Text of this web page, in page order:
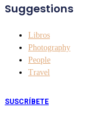
Suggestions
Libros
Photography
People
Travel
SUSCRÍBETE